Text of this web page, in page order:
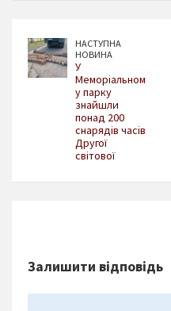
НАСТУПНА
НОВИНА
У
Меморіальном
у парку
знайшли
понад 200
снарядів часів
Другої
світової
Залишити відповідь